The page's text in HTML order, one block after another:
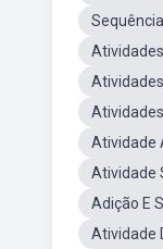
Atividade
Atividade
Adição E
Atividade